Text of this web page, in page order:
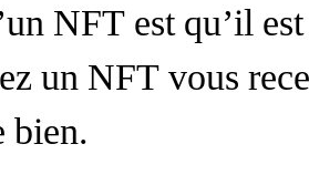
NFT est qu’il
un NFT vous
bien.